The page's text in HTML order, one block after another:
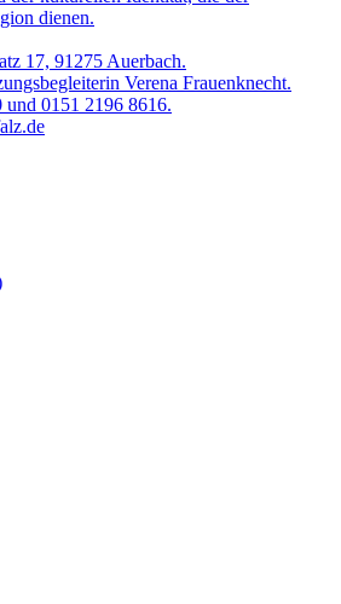
dienen.
17, 91275 Auerbach.
Verena Frauenknecht.
0151 2196 8616.